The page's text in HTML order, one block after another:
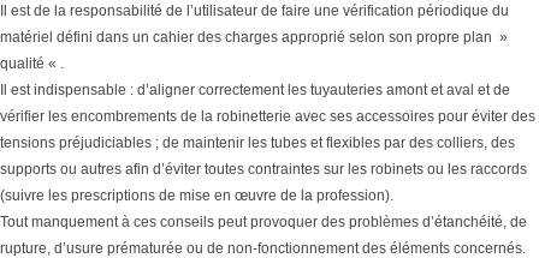
Il est de la responsabilité de l’utilisateur de faire une vérification périodique du
matériel défini dans un cahier des charges approprié selon son propre plan »
qualité « .
Il est indispensable : d’aligner correctement les tuyauteries amont et aval et de
vérifier les encombrements de la robinetterie avec ses accessoires pour éviter des
tensions préjudiciables ; de maintenir les tubes et flexibles par des colliers, des
supports ou autres afin d’éviter toutes contraintes sur les robinets ou les raccords
(suivre les prescriptions de mise en œuvre de la profession).
Tout manquement à ces conseils peut provoquer des problèmes d’étanchéité, de
rupture, d’usure prématurée ou de non-fonctionnement des éléments concernés.